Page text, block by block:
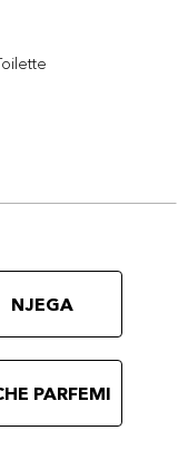
NJEGA
PARFEMI